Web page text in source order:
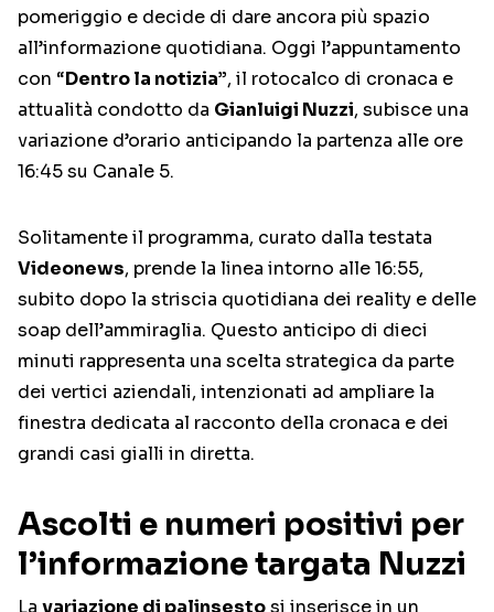
pomeriggio e decide di dare ancora più spazio
all’informazione quotidiana. Oggi l’appuntamento
con “Dentro la notizia”, il rotocalco di cronaca e
attualità condotto da Gianluigi Nuzzi, subisce una
variazione d’orario anticipando la partenza alle ore
16:45 su Canale 5.
Solitamente il programma, curato dalla testata
Videonews, prende la linea intorno alle 16:55,
subito dopo la striscia quotidiana dei reality e delle
soap dell’ammiraglia. Questo anticipo di dieci
minuti rappresenta una scelta strategica da parte
dei vertici aziendali, intenzionati ad ampliare la
finestra dedicata al racconto della cronaca e dei
grandi casi gialli in diretta.
Ascolti e numeri positivi per
l’informazione targata Nuzzi
La variazione di palinsestosi inserisce in un